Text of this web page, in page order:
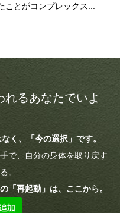
ことがコンプレックス...
るあなたでいよ
く、「今の選択」です。
で、自分の身体を取り戻す
。
「再起動」は、ここから。